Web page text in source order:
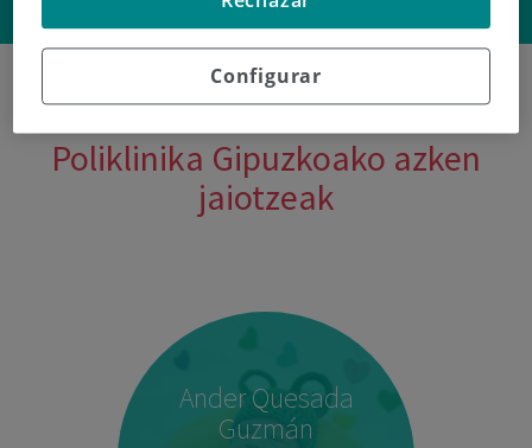
Poliklinika Gipuzkoako azken
jaiotzeak
Ander Quesada
Guzmán
Configurar